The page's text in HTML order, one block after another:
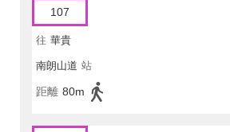
107
往 華貴
南朗山道 站
距離 80m